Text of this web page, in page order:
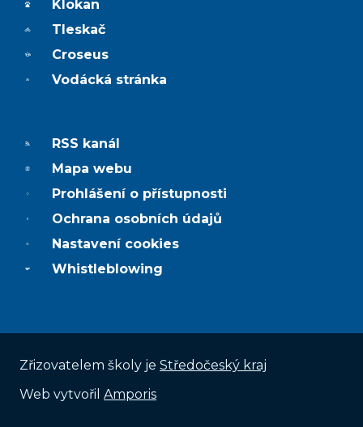
Klokan
Tleskač
Croseus
Vodácká stránka
RSS kanál
Mapa webu
Prohlášení o přístupnosti
Ochrana osobních údajů
Nastavení cookies
Whistleblowing
Zřizovatelem školy je Středočeský kraj
Web vytvořil Amporis